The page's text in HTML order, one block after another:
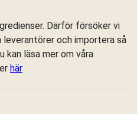
Därför försöker vi
och importera så
kan läsa mer om våra
här